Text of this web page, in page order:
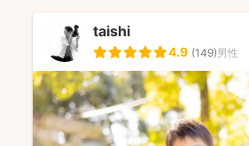
taishi
4.9 (149)男性